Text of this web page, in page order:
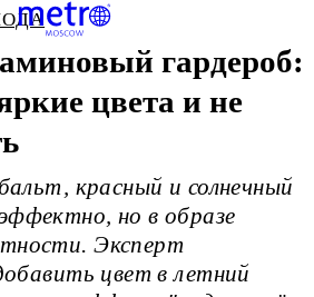
гардероб:
цвета и не
красный и солнечный
но в образе
Эксперт
цвет в летний